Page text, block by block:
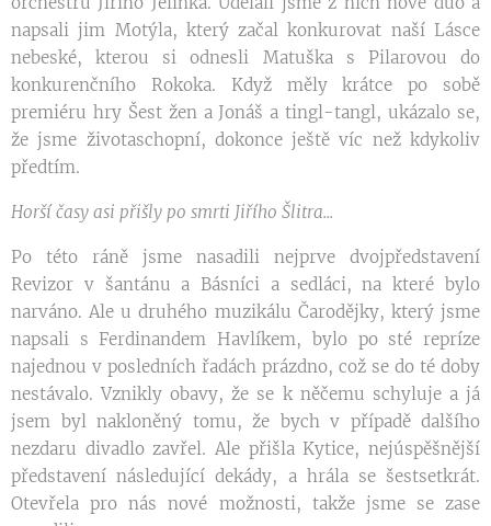
napsali jim Motýla, který začal konkurovat naší Lásce
nebeské, kterou si odnesli Matuška s Pilarovou do
konkurenčního Rokoka. Když měly krátce po sobě
premiéru hry Šest žen a Jonáš a tingl-tangl, ukázalo se,
že jsme životaschopní, dokonce ještě víc než kdykoliv
předtím.
Horší časy asi přišly po smrti Jiřího Šlitra...
Po této ráně jsme nasadili nejprve dvojpředstavení
Revizor v šantánu a Básníci a sedláci, na které bylo
narváno. Ale u druhého muzikálu Čarodějky, který jsme
napsali s Ferdinandem Havlíkem, bylo po sté repríze
najednou v posledních řadách prázdno, což se do té doby
nestávalo. Vznikly obavy, že se k něčemu schyluje a já
jsem byl nakloněný tomu, že bych v případě dalšího
nezdaru divadlo zavřel. Ale přišla Kytice, nejúspěšnější
představení následující dekády, a hrála se šestsetkrát.
Otevřela pro nás nové možnosti, takže jsme se zase